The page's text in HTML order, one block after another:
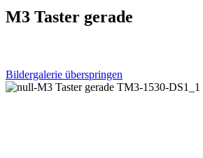
M3 Taster gerade
Bildergalerie überspringen